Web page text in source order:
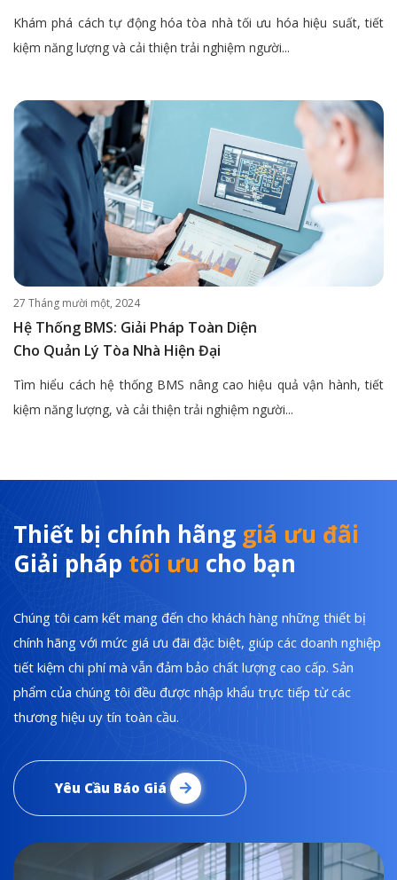
Khám phá cách tự động hóa tòa nhà tối ưu hóa hiệu suất, tiết
kiệm năng lượng và cải thiện trải nghiệm người...
27 Tháng mười một, 2024
Hệ Thống BMS: Giải Pháp Toàn Diện
Cho Quản Lý Tòa Nhà Hiện Đại
Tìm hiểu cách hệ thống BMS nâng cao hiệu quả vận hành, tiết
kiệm năng lượng, và cải thiện trải nghiệm người...
Thiết bị chính hãng giá ưu đãi
Giải pháp tối ưu cho bạn
Chúng tôi cam kết mang đến cho khách hàng những thiết bị
chính hãng với mức giá ưu đãi đặc biệt, giúp các doanh nghiệp
tiết kiệm chi phí mà vẫn đảm bảo chất lượng cao cấp. Sản
phẩm của chúng tôi đều được nhập khẩu trực tiếp từ các
thương hiệu uy tín toàn cầu.
Yêu Cầu Báo Giá